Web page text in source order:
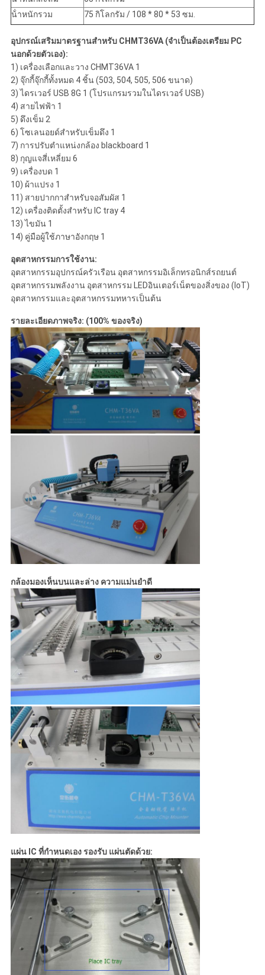
น้ําหนักรวม
75 กิโลกรัม / 108 * 80 * 53 ซม.
อุปกรณ์เสริมมาตรฐานสําหรับ CHMT36VA (จําเป็นต้องเตรียม PC
นอกด้วยตัวเอง):
1) เครื่องเลือกและวาง CHMT36VA 1
2) จุ๊กกี้จุ๊กกี้ทั้งหมด 4 ชิ้น (503, 504, 505, 506 ขนาด)
3) ไดรเวอร์ USB 8G 1 (โปรแกรมรวมในไดรเวอร์ USB)
4) สายไฟฟ้า 1
5) ดึงเข็ม 2
6) โซเลนอยด์สําหรับเข็มดึง 1
7) การปรับตําแหน่งกล้อง blackboard 1
8) กุญแจสี่เหลี่ยม 6
9) เครื่องบด 1
10) ผ้าแปรง 1
11) สายปากกาสําหรับจอสัมผัส 1
12) เครื่องติดตั้งสําหรับ IC tray 4
13) ไขมัน 1
14) คู่มือผู้ใช้ภาษาอังกฤษ 1
อุตสาหกรรมการใช้งาน:
อุตสาหกรรมอุปกรณ์ครัวเรือน อุตสาหกรรมอิเล็กทรอนิกส์รถยนต์
อุตสาหกรรมพลังงาน อุตสาหกรรม LEDอินเตอร์เน็ตของสิ่งของ (IoT)
อุตสาหกรรมและอุตสาหกรรมทหารเป็นต้น
รายละเอียดภาพจริง: (100% ของจริง)
กล้องมองเห็นบนและล่าง ความแม่นยําดี
แผ่น IC ที่กําหนดเอง รองรับ แผ่นตัดด้วย: